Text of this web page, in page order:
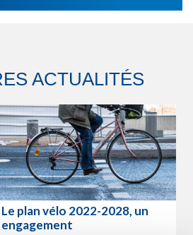
ACTUALITÉS
Le plan vélo 2022-2028, un
engagement